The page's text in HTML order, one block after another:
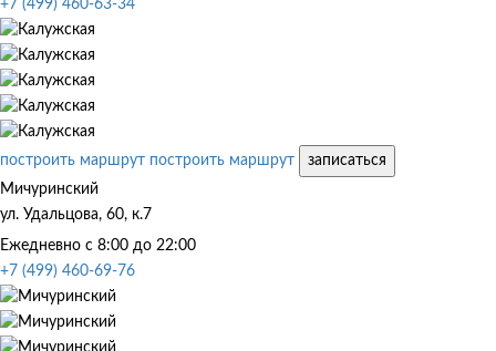
+7 (499) 460-63-34
построить маршрут построить маршрут
записаться
Мичуринский
ул. Удальцова, 60, к.7
Ежедневно с 8:00 до 22:00
+7 (499) 460-69-76